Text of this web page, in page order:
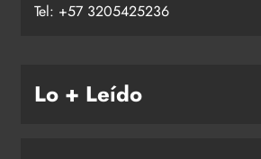
Tel: +57 3205425236
Lo + Leído